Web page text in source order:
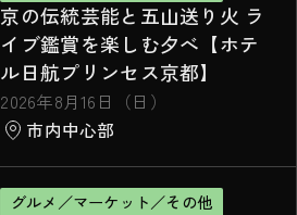
京の伝統芸能と五山送り火 ラ
イブ鑑賞を楽しむ夕べ【ホテ
ル日航プリンセス京都】
2026年8月16日（日）
市内中心部
グルメ／マーケット／その他